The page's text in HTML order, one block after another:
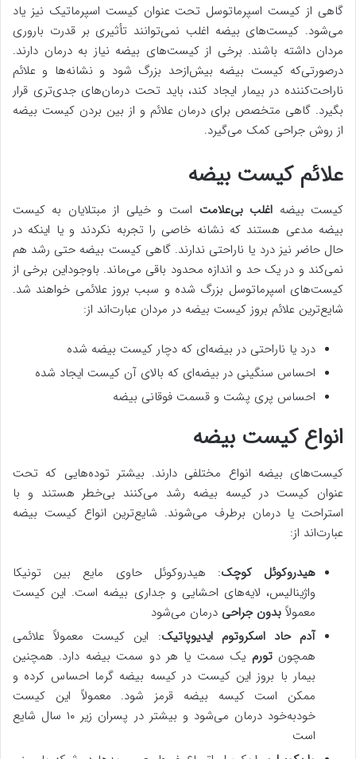
گاهی از کیست اسپرماتوسل تحت عنوان کیست اسپرماتیک نیز یاد
می‌شود. کیست‌های بیضه اغلب نمی‌توانند تأثیری بر قدرت باروری
مردان داشته باشند. برخی از کیست‌های بیضه نیاز به درمان دارند.
درصورتی‌که کیست بیضه بیش‌ازحد بزرگ شود و نشانه‌ها و علائم
ناراحت‌کننده در بیمار ایجاد کند، باید تحت درمان‌های جدی‌تری قرار
بگیرد. گاهی متخصص برای درمان علائم و از بین بردن کیست بیضه
از روش جراحی کمک می‌گیرد.
علائم کیست بیضه
کیست بیضه اغلب بی‌علامت است و خیلی از مبتلایان به کیست
بیضه مدعی هستند که نشانه خاصی را تجربه نکردند و یا اینکه در
حال حاضر نیز درد یا ناراحتی ندارند. گاهی کیست بیضه حتی رشد هم
نمی‌کند و در یک حد و اندازه محدود باقی می‌ماند. باوجوداین برخی از
کیست‌های اسپرماتوسل بزرگ ‌شده و سبب بروز علائمی خواهند شد.
شایع‌ترین علائم بروز کیست بیضه در مردان عبارت‌اند از:
درد یا ناراحتی در بیضه‌ای که دچار کیست بیضه شده
احساس سنگینی در بیضه‌ای که بالای آن کیست ایجاد شده
احساس پری پشت و قسمت فوقانی بیضه
انواع کیست بیضه
کیست‌های بیضه انواع مختلفی دارند. بیشتر توده‌هایی که تحت
عنوان کیست در کیسه بیضه رشد می‌کنند بی‌خطر هستند و با
استراحت یا درمان برطرف می‌شوند. شایع‌ترین انواع کیست بیضه
عبارت‌اند از:
هیدروکوئل کوچک: هیدروکوئل حاوی مایع بین تونیکا
واژینالیس، لایه‌های احشایی و جداری بیضه است. این کیست
معمولاً بدون جراحی درمان می‌شود
آدم حاد اسکروتوم ایدیوپاتیک: این کیست معمولاً علائمی
همچونتورم یک سمت یا هر دو سمت بیضه دارد. همچنین
بیمار با بروز این کیست در کیسه بیضه گرما احساس کرده و
ممکن است کیسه بیضه قرمز شود. معمولاً این کیست
خودبه‌خود درمان می‌شود و بیشتر در پسران زیر ۱۰ سال شایع
است